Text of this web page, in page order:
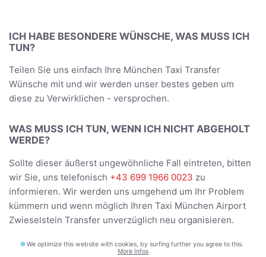
ICH HABE BESONDERE WÜNSCHE, WAS MUSS ICH
TUN?
Teilen Sie uns einfach Ihre München Taxi Transfer
Wünsche mit und wir werden unser bestes geben um
diese zu Verwirklichen - versprochen.
WAS MUSS ICH TUN, WENN ICH NICHT ABGEHOLT
WERDE?
Sollte dieser äußerst ungewöhnliche Fall eintreten, bitten
wir Sie, uns telefonisch +43 699 1966 0023 zu
informieren. Wir werden uns umgehend um Ihr Problem
kümmern und wenn möglich Ihren Taxi München Airport
Zwieselstein Transfer unverzüglich neu organisieren.
BEFÖRDERT DER FAHRER UNS DIREKT ZUR
We optimize this website with cookies, by surfing further you agree to this.
More Infos